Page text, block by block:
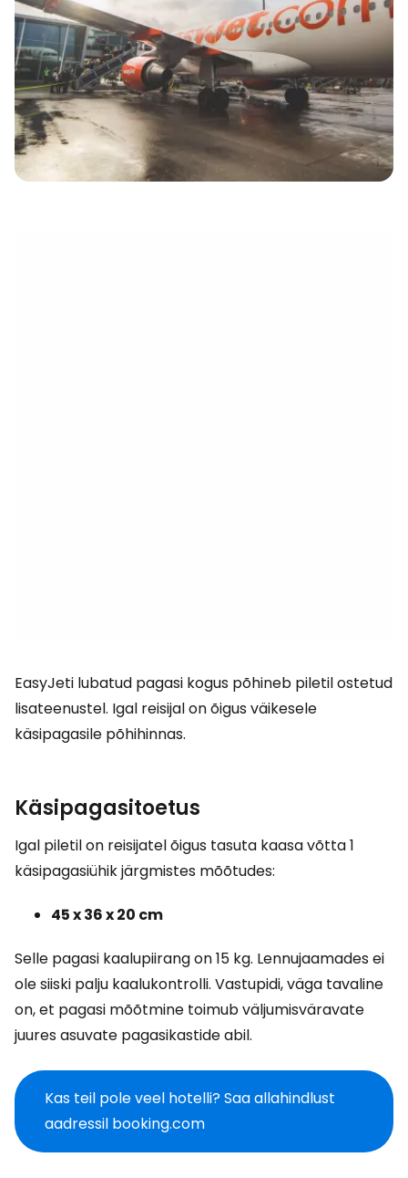
EasyJeti lubatud pagasi kogus põhineb piletil ostetud
lisateenustel. Igal reisijal on õigus väikesele
käsipagasile põhihinnas.
Käsipagasitoetus
Igal piletil on reisijatel õigus tasuta kaasa võtta 1
käsipagasiühik järgmistes mõõtudes:
45 x 36 x 20 cm
Selle pagasi kaalupiirang on 15 kg. Lennujaamades ei
ole siiski palju kaalukontrolli. Vastupidi, väga tavaline
on, et pagasi mõõtmine toimub väljumisväravate
juures asuvate pagasikastide abil.
Kas teil pole veel hotelli? Saa allahindlust
aadressil booking.com